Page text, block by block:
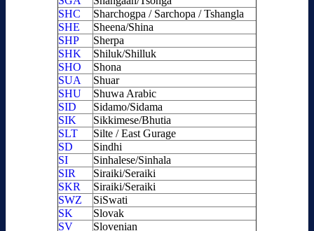
SHC
Sharchogpa / Sarchopa / Tshangla
SHE
Sheena/Shina
SHP
Sherpa
SHK
Shiluk/Shilluk
SHO
Shona
SUA
Shuar
SHU
Shuwa Arabic
SID
Sidamo/Sidama
SIK
Sikkimese/Bhutia
SLT
Silte / East Gurage
SD
Sindhi
SI
Sinhalese/Sinhala
SIR
Siraiki/Seraiki
SKR
Siraiki/Seraiki
SWZ
SiSwati
SK
Slovak
SV
Slovenian